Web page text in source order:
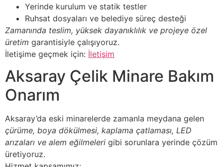
Yerinde kurulum ve statik testler
Ruhsat dosyaları ve belediye süreç desteği
Zamanında teslim, yüksek dayanıklılık ve projeye özel
üretim garantisiyle çalışıyoruz.
İletişime geçmek için: İletişim
Aksaray Çelik Minare Bakım
Onarım
Aksaray’da eski minarelerde zamanla meydana gelen
çürüme, boya dökülmesi, kaplama çatlaması, LED
arızaları ve alem eğilmeleri gibi sorunlara yerinde çözüm
üretiyoruz.